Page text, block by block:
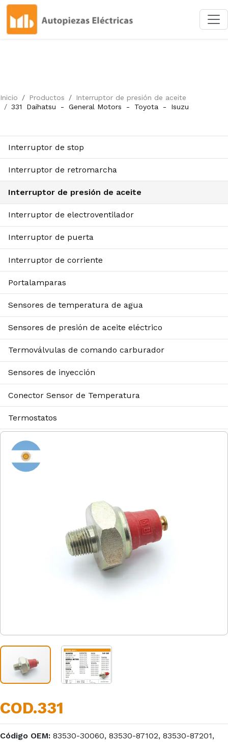
Inicio Productos
Interruptor de presión de aceite
331
Daihatsu - General Motors - Toyota - Isuzu
Interruptor de stop
Interruptor de retromarcha
Interruptor de presión de aceite
Interruptor de electroventilador
Interruptor de puerta
Interruptor de corriente
Portalamparas
Sensores de temperatura de agua
Sensores de presión de aceite eléctrico
Termoválvulas de comando carburador
Sensores de inyección
Conector Sensor de Temperatura
Termostatos
COD.331
Código OEM: 83530-30060, 83530-87102, 83530-87201,